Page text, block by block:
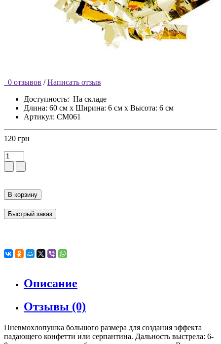
0 отзывов / Написать отзыв
Доступность: На складе
Длина: 60 см x Ширина: 6 см x Высота: 6 см
Артикул: CM061
120 грн
В корзину
Быстрый заказ
Описание
Отзывы (0)
Пневмохлопушка большого размера для создания эффекта
падающего конфетти или серпантина. Дальность выстрела: 6-